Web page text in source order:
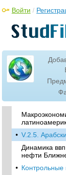
Войти /
V.2.1. Место
•
V.2.2.
Восточной
• Динамика и
торговли
V.2.4. Новые
Латинской
• V.2.5.
Динамика
нефти
• Контрольные